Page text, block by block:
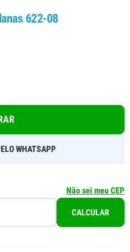
622-08
WHATSAPP
Não sei meu CEP
CALCULAR